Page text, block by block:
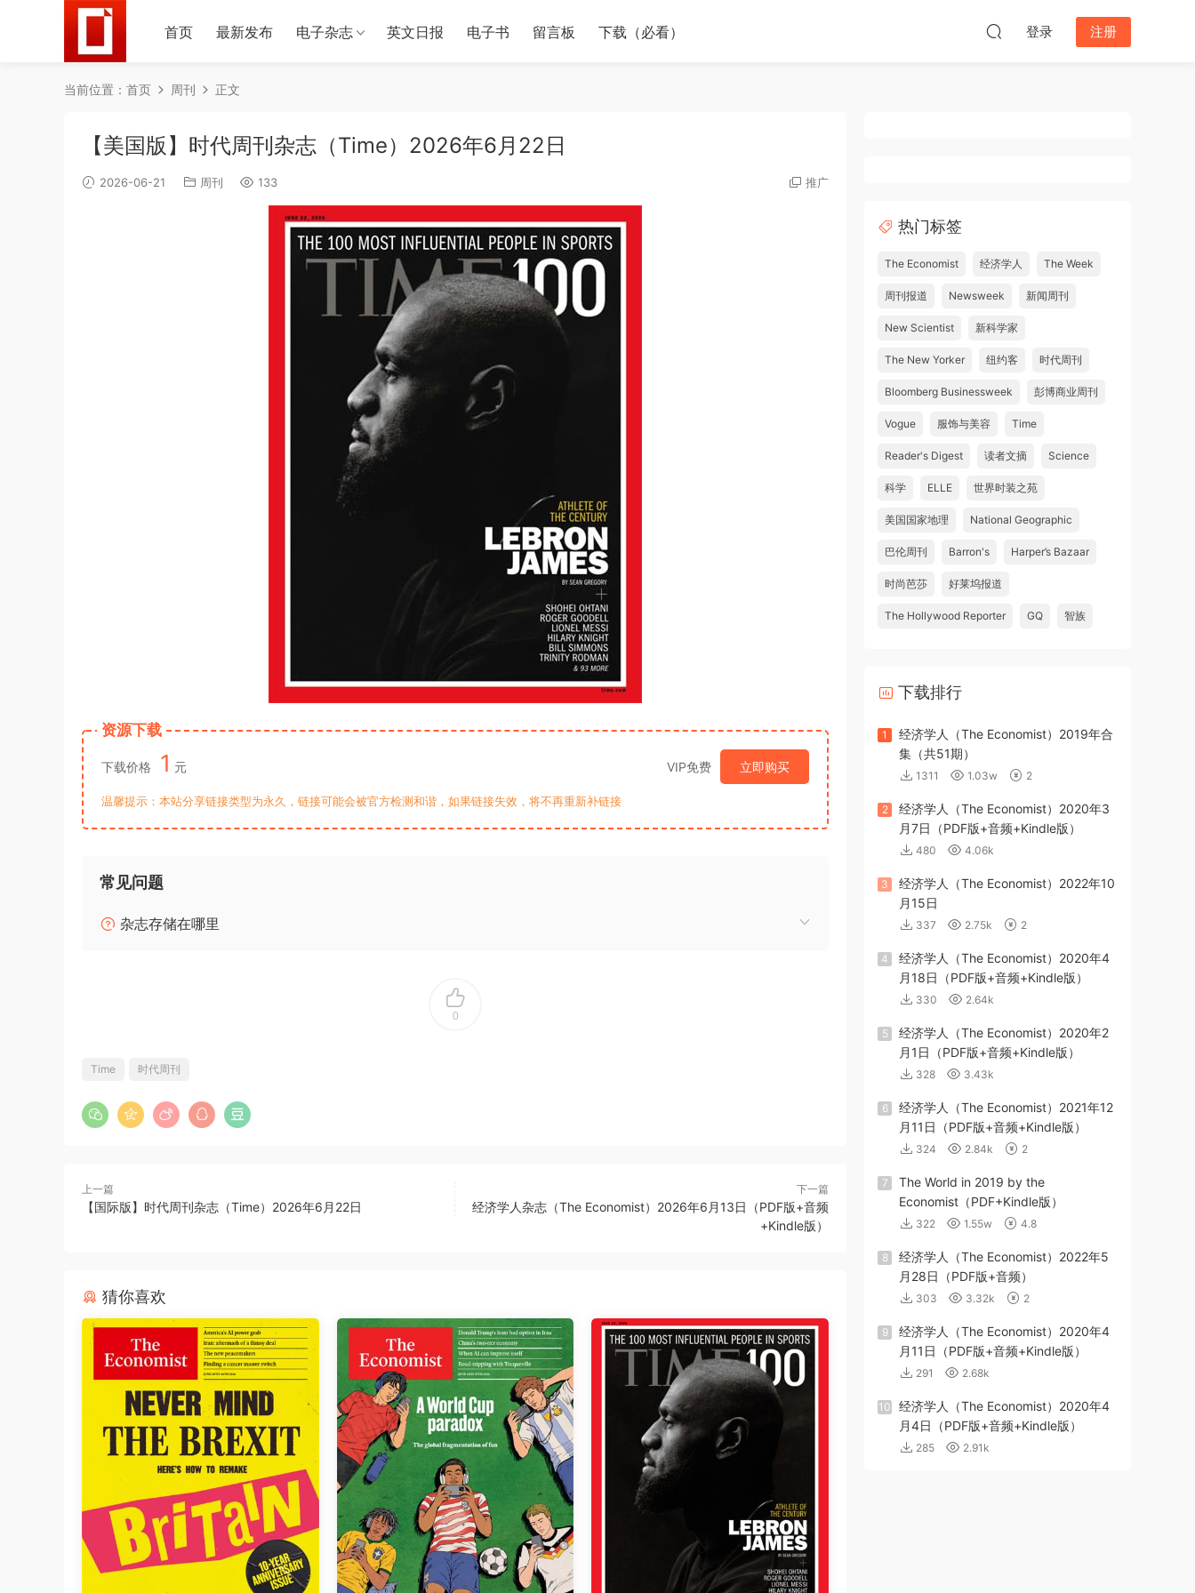
首页 最新发布 电子杂志 英文日报 电子书 留言板 下载（必看） 登录 注册
当前位置： 首页 周刊 正文
【美国版】时代周刊杂志（Time）2026年6月22日
2026-06-21 周刊 133 推广
资源下载
下载价格 1 元 VIP免费 立即购买
温馨提示：本站分享链接类型为永久，链接可能会被官方检测和谐，如果链接失效，将不再重新补链接
常见问题
杂志存储在哪里
0
Time 时代周刊
上一篇
【国际版】时代周刊杂志（Time）2026年6月22日
下一篇
经济学人杂志（The Economist）2026年6月13日（PDF版+音频
+Kindle版）
猜你喜欢
热门标签
The Economist 经济学人 The Week
周刊报道 Newsweek 新闻周刊
New Scientist 新科学家
The New Yorker 纽约客 时代周刊
Bloomberg Businessweek 彭博商业周刊
Vogue 服饰与美容 Time
Reader's Digest 读者文摘 Science
科学 ELLE 世界时装之苑
美国国家地理 National Geographic
巴伦周刊 Barron's Harper’s Bazaar
时尚芭莎 好莱坞报道
The Hollywood Reporter GQ 智族
下载排行
1
经济学人（The Economist）2019年合
集（共51期）
1311 1.03w 2
2
经济学人（The Economist）2020年3
月7日（PDF版+音频+Kindle版）
480 4.06k
3
经济学人（The Economist）2022年10
月15日
337 2.75k 2
4
经济学人（The Economist）2020年4
月18日（PDF版+音频+Kindle版）
330 2.64k
5
经济学人（The Economist）2020年2
月1日（PDF版+音频+Kindle版）
328 3.43k
6
经济学人（The Economist）2021年12
月11日（PDF版+音频+Kindle版）
324 2.84k 2
7
The World in 2019 by the
Economist（PDF+Kindle版）
322 1.55w 4.8
8
经济学人（The Economist）2022年5
月28日（PDF版+音频）
303 3.32k 2
9
经济学人（The Economist）2020年4
月11日（PDF版+音频+Kindle版）
291 2.68k
10
经济学人（The Economist）2020年4
月4日（PDF版+音频+Kindle版）
285 2.91k